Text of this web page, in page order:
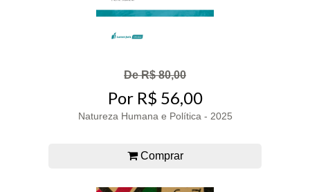
De R$ 80,00
Por R$ 56,00
Natureza Humana e Política - 2025
Comprar